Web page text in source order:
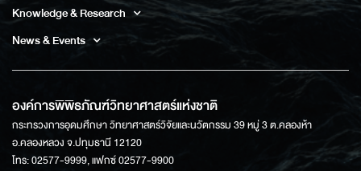
Knowledge & Research
News & Events
องค์การพิพิธภัณฑ์วิทยาศาสตร์แห่งชาติ
กระทรวงการอุดมศึกษา วิทยาศาสตร์วิจัยและนวัตกรรม 39 หมู่ 3 ต.คลองห้า
อ.คลองหลวง จ.ปทุมธานี 12120
โทร: 02577-9999, แฟกซ์ 02577-9900